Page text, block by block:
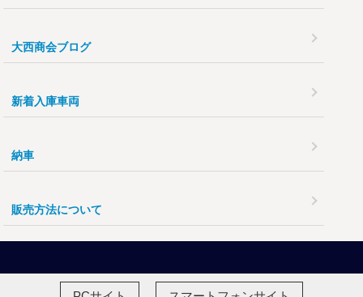
大西商会ブログ
新着入庫車両
納車
販売方法について